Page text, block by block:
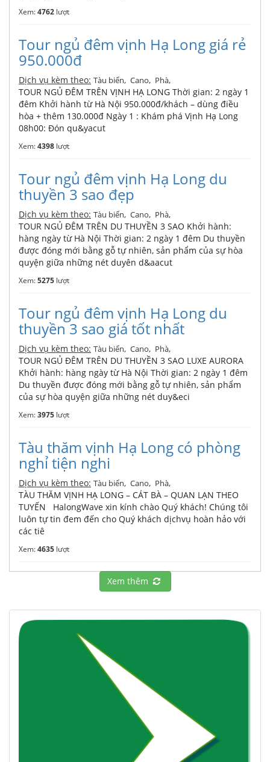
Xem:4762 lượt
Tour ngủ đêm vịnh Hạ Long giá rẻ
950.000đ
Dịch vụ kèm theo: Tàu biển, Cano, Phà,
TOUR NGỦ ĐÊM TRÊN VỊNH HẠ LONG Thời gian: 2 ngày 1
đêm Khởi hành từ Hà Nội 950.000đ/khách – dùng điều
hòa + thêm 130.000đ Ngày 1 : Khám phá Vịnh Hạ Long
08h00: Đón qu&yacut
Xem:4398 lượt
Tour ngủ đêm vịnh Hạ Long du
thuyền 3 sao đẹp
Dịch vụ kèm theo: Tàu biển, Cano, Phà,
TOUR NGỦ ĐÊM TRÊN DU THUYỀN 3 SAO Khởi hành:
hàng ngày từ Hà Nội Thời gian: 2 ngày 1 đêm Du thuyền
được đóng mới bằng gỗ tự nhiên, sản phẩm của sự hòa
quyện giữa những nét duyên d&aacut
Xem:5275 lượt
Tour ngủ đêm vịnh Hạ Long du
thuyền 3 sao giá tốt nhất
Dịch vụ kèm theo: Tàu biển, Cano, Phà,
TOUR NGỦ ĐÊM TRÊN DU THUYỀN 3 SAO LUXE AURORA
Khởi hành: hàng ngày từ Hà Nội Thời gian: 2 ngày 1 đêm
Du thuyền được đóng mới bằng gỗ tự nhiên, sản phẩm
của sự hòa quyện giữa những nét duy&eci
Xem:3975 lượt
Tàu thăm vịnh Hạ Long có phòng
nghỉ tiện nghi
Dịch vụ kèm theo: Tàu biển, Cano, Phà,
TÀU THĂM VỊNH HẠ LONG – CÁT BÀ – QUAN LẠN THEO
TUYẾN HalongWave xin kính chào Quý khách! Chúng tôi
luôn tự tin đem đến cho Quý khách dịchvụ hoàn hảo với
các tiê
Xem:4635 lượt
Xem thêm